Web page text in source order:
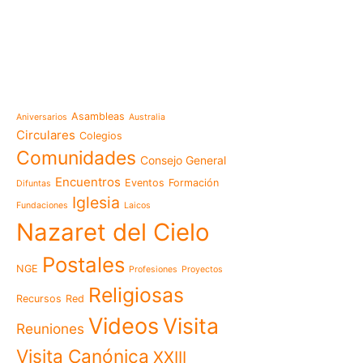
Aniversarios Asambleas Australia
Circulares Colegios
Comunidades Consejo General
Difuntas Encuentros Eventos Formación
Fundaciones Iglesia Laicos
Nazaret del Cielo
NGE Postales Profesiones Proyectos
Recursos Red Religiosas
Reuniones Videos Visita
Visita Canónica XXIII